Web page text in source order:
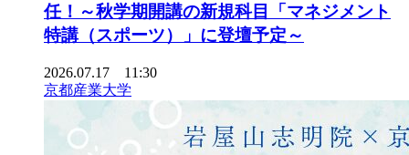
任！～秋学期開講の新規科目「マネジメント
特講（スポーツ）」に登壇予定～
2026.07.17 11:30
京都産業大学